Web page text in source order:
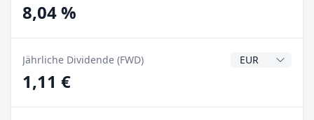
8,04 %
Jährliche Dividende (FWD)
1,11 €